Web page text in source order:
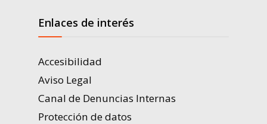
Enlaces de interés
Accesibilidad
Aviso Legal
Canal de Denuncias Internas
Protección de datos